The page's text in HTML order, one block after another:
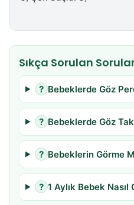
Sıkça Sorulan
? Bebeklerde Göz
? Bebeklerde Göz
? Bebeklerin Görme
? 1 Aylık Bebek Nasıl